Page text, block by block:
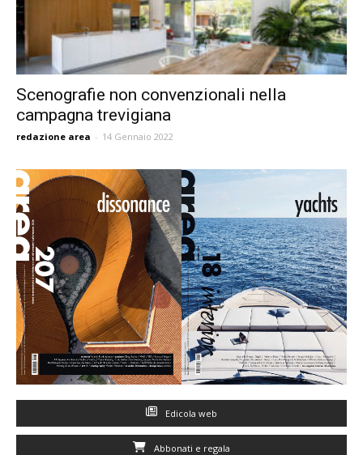
Scenografie non convenzionali nella
campagna trevigiana
redazione area - 14 Gennaio 2022
Edicola web
Abbonati e regala